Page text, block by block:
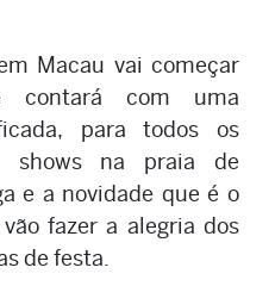
Macau vai começar
contará com uma
para todos os
shows na praia de
e a novidade que é o
fazer a alegria dos
de festa.